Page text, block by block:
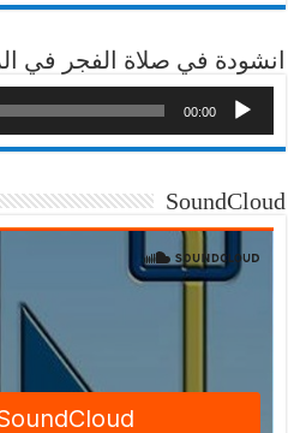
انشودة في صلاة الفجر في
00:00
SoundCloud